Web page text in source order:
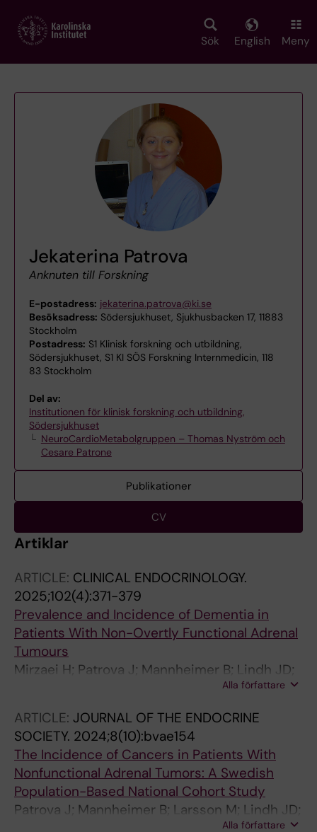
main
Sök English Meny
Jekaterina Patrova
Anknuten till Forskning
E-postadress: jekaterina.patrova@ki.se
Besöksadress: Södersjukhuset, Sjukhusbacken 17, 11883
Stockholm
Postadress: S1 Klinisk forskning och utbildning,
Södersjukhuset, S1 KI SÖS Forskning Internmedicin, 118
83 Stockholm
Del av:
Institutionen för klinisk forskning och utbildning,
Södersjukhuset
NeuroCardioMetabolgruppen – Thomas Nyström och
Cesare Patrone
Publikationer
CV
Artiklar
ARTICLE: CLINICAL ENDOCRINOLOGY.
2025;102(4):371-379
Prevalence and Incidence of Dementia in
Patients With Non-Overtly Functional Adrenal
Tumours
Mirzaei H; Patrova J; Mannheimer B; Lindh JD;
Alla författare
ARTICLE: JOURNAL OF THE ENDOCRINE
SOCIETY. 2024;8(10):bvae154
The Incidence of Cancers in Patients With
Nonfunctional Adrenal Tumors: A Swedish
Population-Based National Cohort Study
Patrova J; Mannheimer B; Larsson M; Lindh JD;
Alla författare